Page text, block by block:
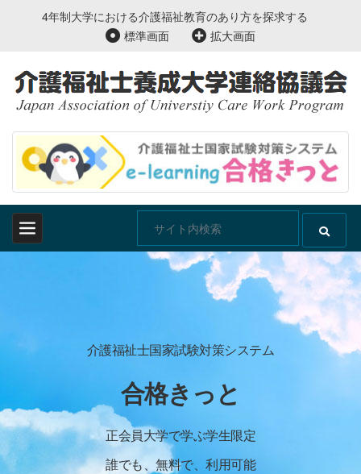
4年制大学における介護福祉教育のあり方を探求する
標準画面 拡大画面
介護福祉士国家試験対策システム
合格きっと
正会員大学で学ぶ学生限定
誰でも、無料で、利用可能